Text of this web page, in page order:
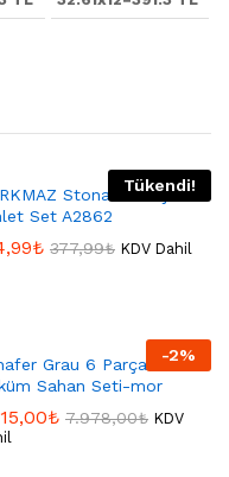
Tükendi!
Stona 6 Parça
Set A2862
₺ 377,99₺ KDV Dahil
-2%
Grau 6 Parça Granit
Sahan Seti-mor
₺ 7.978,00₺ KDV